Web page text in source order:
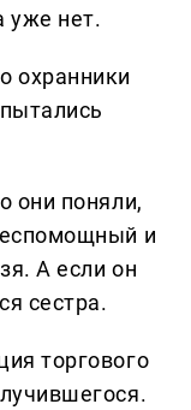
уже нет.
охранники
они поняли,
и
А если он
сестра.
торгового